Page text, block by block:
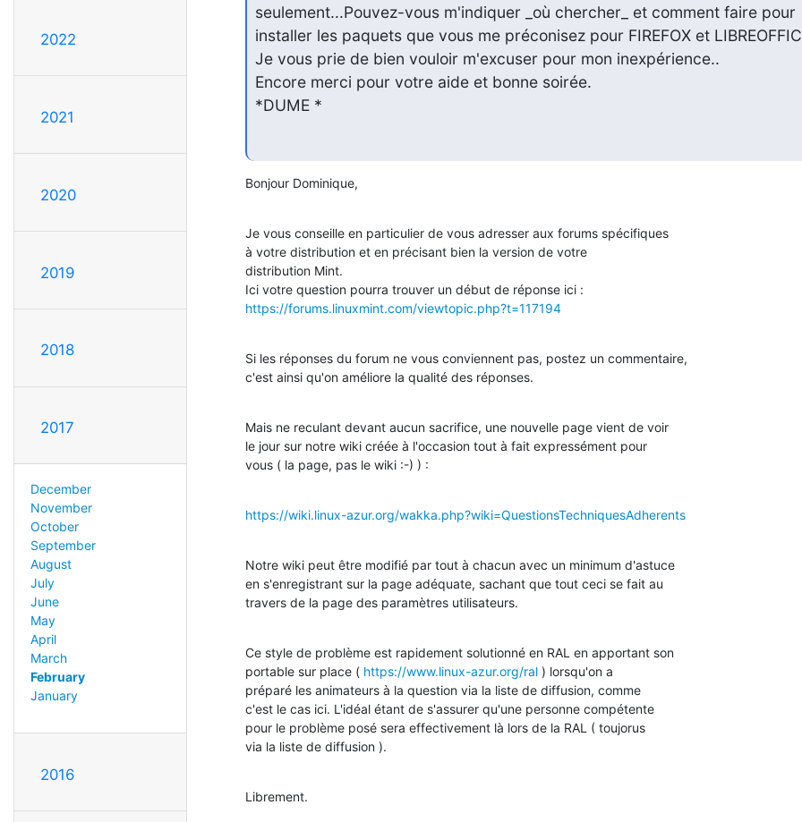
2022
2021
2020
2019
2018
2017
December
November
October
September
August
July
June
May
April
March
February
January
2016
seulement...Pouvez-vous m'indiquer _où chercher_ et comment faire pour
installer les paquets que vous me préconisez pour FIREFOX et
Je vous prie de bien vouloir m'excuser pour mon inexpérience..
Encore merci pour votre aide et bonne soirée.
*DUME *
Bonjour Dominique,
Je vous conseille en particulier de vous adresser aux forums spécifiques
à votre distribution et en précisant bien la version de votre
distribution Mint.
https://forums.linuxmint.com/viewtopic.php?t=117194
Si les réponses du forum ne vous conviennent pas, postez un commentaire,
c'est ainsi qu'on améliore la qualité des réponses.
Mais ne reculant devant aucun sacrifice, une nouvelle page vient de voir
le jour sur notre wiki créée à l'occasion tout à fait expressément pour
vous ( la page, pas le wiki :-) ) :
https://wiki.linux-azur.org/wakka.php?wiki=QuestionsTechniquesAdherents
Notre wiki peut être modifié par tout à chacun avec un minimum d'astuce
en s'enregistrant sur la page adéquate, sachant que tout ceci se fait au
travers de la page des paramètres utilisateurs.
Ce style de problème est rapidement solutionné en RAL en apportant son
portable sur place ( https://www.linux-azur.org/ral ) lorsqu'on a
préparé les animateurs à la question via la liste de diffusion, comme
c'est le cas ici. L'idéal étant de s'assurer qu'une personne compétente
pour le problème posé sera effectivement là lors de la RAL ( toujorus
via la liste de diffusion ).
Librement.